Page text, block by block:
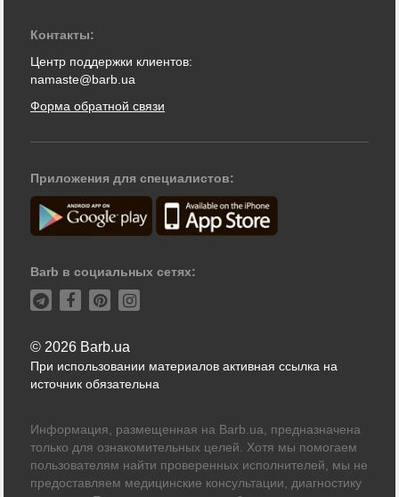
Контакты:
Центр поддержки клиентов:
namaste@barb.ua
Форма обратной связи
Приложения для специалистов:
Barb в социальных сетях:
© 2026 Barb.ua
При использовании материалов активная ссылка на
источник обязательна
Информация, размещенная на Barb.ua, предназначена
только для ознакомительных целей. Хотя мы помогаем
пользователям найти проверенных исполнителей, мы не
предоставляем медицинские консультации, диагностику